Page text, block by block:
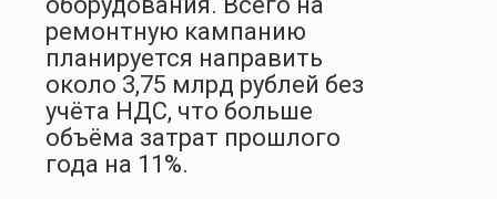
ремонтную кампанию
планируется направить
около 3,75 млрд рублей без
учёта НДС, что больше
объёма затрат прошлого
года на 11%.